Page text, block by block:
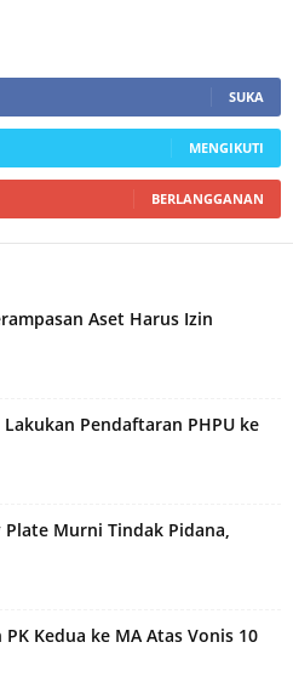
SUKA
MENGIKUTI
BERLANGGANAN
Aset Harus Izin
Pendaftaran PHPU ke
Murni Tindak Pidana,
Kedua ke MA Atas Vonis 10